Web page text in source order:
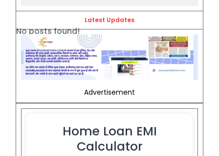
Latest Updates
No posts found!
Advertisement
Home Loan EMI
Calculator